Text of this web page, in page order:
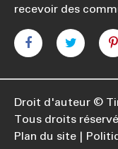
recevoir des
Droit d'auteur ©
Tous droits
Plan du site